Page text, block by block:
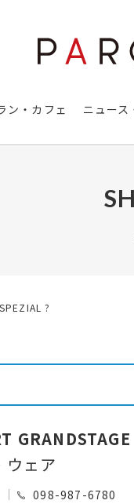
ン・カフェ ニュース
?
GRANDSTAGE
ウェア
098-987-6780